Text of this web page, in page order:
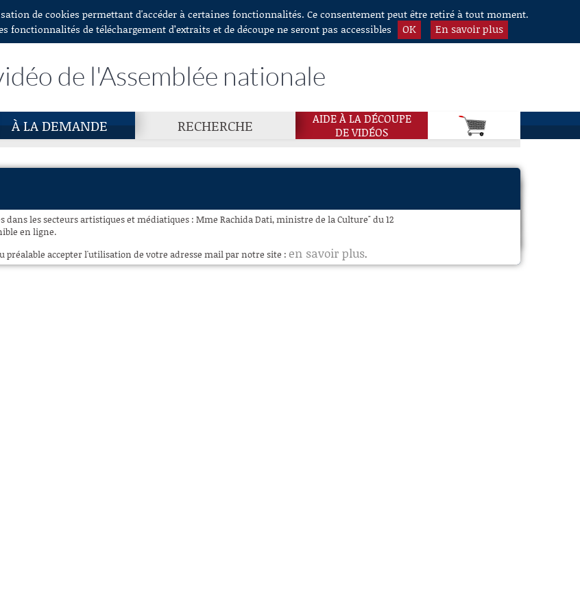
de cookies permettant d'accéder à certaines fonctionnalités. Ce consentement peut être retiré à tout moment.
fonctionnalités de téléchargement d’extraits et de découpe ne seront pas accessibles
OK En savoir plus
de l'Assemblée nationale
À LA DEMANDE RECHERCHE
AIDE À LA DÉCOUPE
DE VIDÉOS
dans les secteurs artistiques et médiatiques : Mme Rachida Dati, ministre de la Culture" du 12
en ligne.
préalable accepter l'utilisation de votre adresse mail par notre site : en savoir plus.